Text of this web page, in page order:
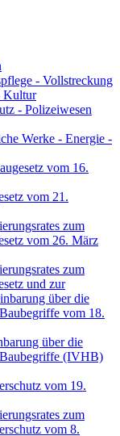
- Vollstreckung
Kultur
- Polizeiwesen
Werke - Energie -
vom 16.
vom 21.
zum
vom 26. März
zum
und zur
über die
vom 18.
über die
(IVHB)
vom 19.
zum
vom 8.